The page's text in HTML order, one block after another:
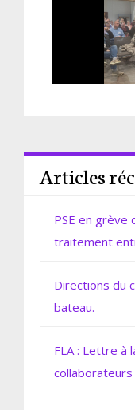
Articles
PSE en grève
traitement
Directions du
bateau.
FLA : Lettre à
collaborateurs